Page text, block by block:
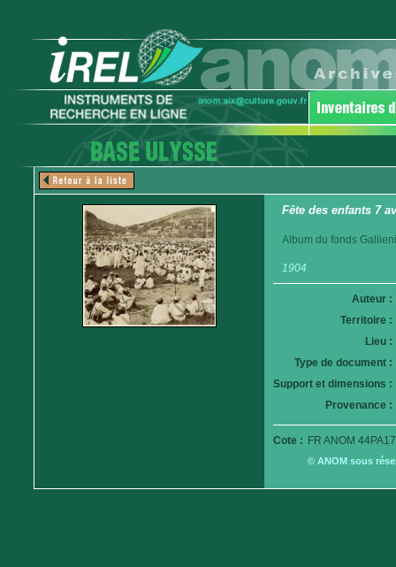
Fête des enfants 7
Album du fonds
1904
Auteur :
Territoire :
Lieu :
Type de document :
Support et dimensions :
Provenance :
Cote : FR ANOM
© ANOM sous